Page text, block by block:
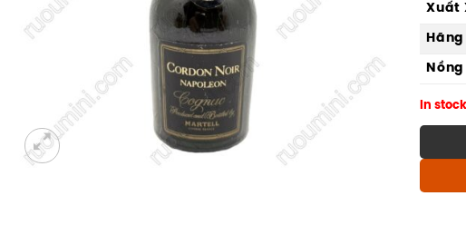
Xuất
In stock